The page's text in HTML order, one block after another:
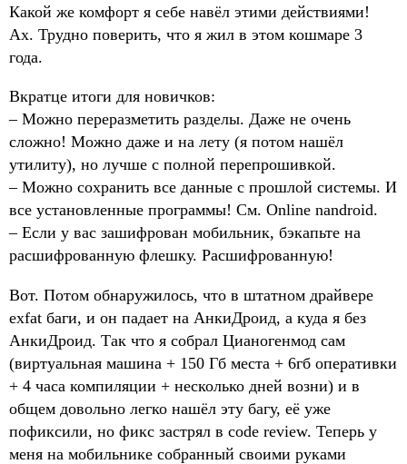
Какой же комфорт я себе навёл этими действиями!
Ах. Трудно поверить, что я жил в этом кошмаре 3
года.
Вкратце итоги для новичков:
– Можно переразметить разделы. Даже не очень
сложно! Можно даже и на лету (я потом нашёл
утилиту), но лучше с полной перепрошивкой.
– Можно сохранить все данные с прошлой системы. И
все установленные программы! См. Online nandroid.
– Если у вас зашифрован мобильник, бэкапьте на
расшифрованную флешку. Расшифрованную!
Вот. Потом обнаружилось, что в штатном драйвере
exfat баги, и он падает на АнкиДроид, а куда я без
АнкиДроид. Так что я собрал Цианогенмод сам
(виртуальная машина + 150 Гб места + 6гб оперативки
+ 4 часа компиляции + несколько дней возни) и в
общем довольно легко нашёл эту багу, её уже
пофиксили, но фикс застрял в code review. Теперь у
меня на мобильнике собранный своими руками